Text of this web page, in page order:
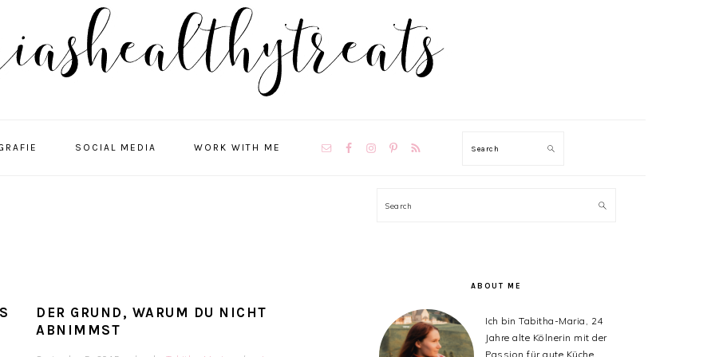
SOCIAL MEDIA WORK WITH ME
NAVIGATION
MENU:
Search
DER GRUND, WARUM DU NICHT
ABNIMMST
SIDEBAR
Search
ABOUT ME
Ich bin Tabitha-Maria, 24
Jahre alte Kölnerin mit der
Passion für gute Küche,